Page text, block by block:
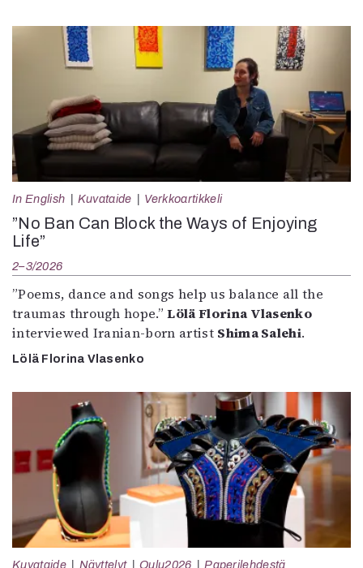
In English Kuvataide Verkkoartikkeli
”No Ban Can Block the Ways of Enjoying
Life”
2–3/2026
”Poems, dance and songs help us balance all the
traumas through hope.”Lölä Florina Vlasenko
interviewed Iranian-born artist Shima Salehi.
Lölä Florina Vlasenko
Kuvataide Näyttelyt Oulu2026 Paperilehdestä